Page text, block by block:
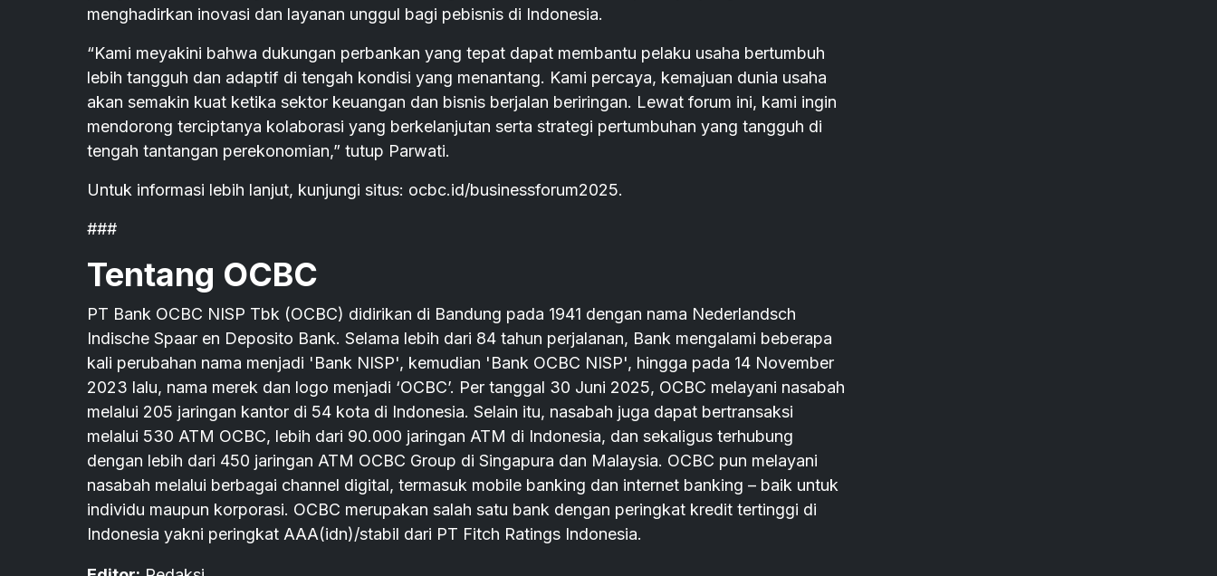
menghadirkan inovasi dan layanan unggul bagi pebisnis di Indonesia.
“Kami meyakini bahwa dukungan perbankan yang tepat dapat membantu pelaku usaha bertumbuh
lebih tangguh dan adaptif di tengah kondisi yang menantang. Kami percaya, kemajuan dunia usaha
akan semakin kuat ketika sektor keuangan dan bisnis berjalan beriringan. Lewat forum ini, kami ingin
mendorong terciptanya kolaborasi yang berkelanjutan serta strategi pertumbuhan yang tangguh di
tengah tantangan perekonomian,” tutup Parwati.
Untuk informasi lebih lanjut, kunjungi situs: ocbc.id/businessforum2025.
###
Tentang OCBC
PT Bank OCBC NISP Tbk (OCBC) didirikan di Bandung pada 1941 dengan nama Nederlandsch
Indische Spaar en Deposito Bank. Selama lebih dari 84 tahun perjalanan, Bank mengalami beberapa
kali perubahan nama menjadi 'Bank NISP', kemudian 'Bank OCBC NISP', hingga pada 14 November
2023 lalu, nama merek dan logo menjadi ‘OCBC’. Per tanggal 30 Juni 2025, OCBC melayani nasabah
melalui 205 jaringan kantor di 54 kota di Indonesia. Selain itu, nasabah juga dapat bertransaksi
melalui 530 ATM OCBC, lebih dari 90.000 jaringan ATM di Indonesia, dan sekaligus terhubung
dengan lebih dari 450 jaringan ATM OCBC Group di Singapura dan Malaysia. OCBC pun melayani
nasabah melalui berbagai channel digital, termasuk mobile banking dan internet banking – baik untuk
individu maupun korporasi. OCBC merupakan salah satu bank dengan peringkat kredit tertinggi di
Indonesia yakni peringkat AAA(idn)/stabil dari PT Fitch Ratings Indonesia.